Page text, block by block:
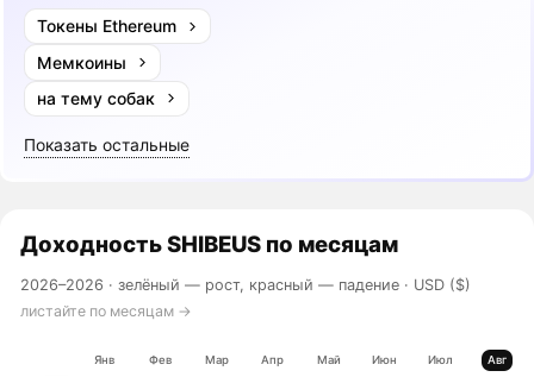
Токены Ethereum
Мемкоины
на тему собак
Показать остальные
ДоходностьSHIBEUS по месяцам
2026–2026 ·зелёный — рост, красный — падение · USD ($)
листайте по месяцам →
Янв Фев Мар Апр Май Июн Июл Авг